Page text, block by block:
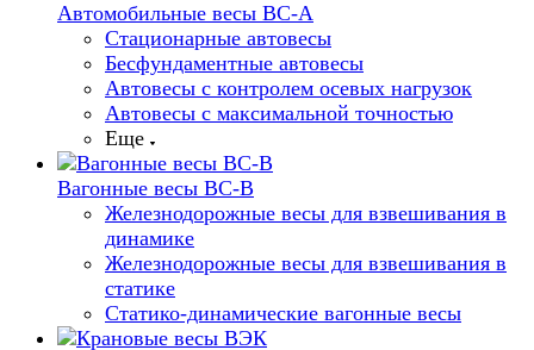
Автомобильные весы ВС-А
Стационарные автовесы
Бесфундаментные автовесы
Автовесы с контролем осевых нагрузок
Автовесы с максимальной точностью
Еще
Вагонные весы ВС-В
Железнодорожные весы для взвешивания в
динамике
Железнодорожные весы для взвешивания в
статике
Статико-динамические вагонные весы